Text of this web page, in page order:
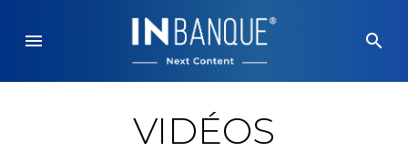
content
menu search
VIDÉOS